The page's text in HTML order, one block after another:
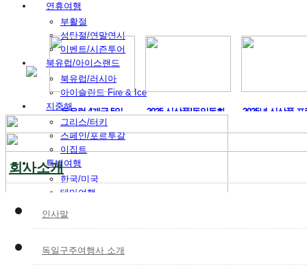
연휴여행
부활절
성탄절/연말연시
이벤트/시즌투어
북유럽/아이스랜드
북유럽/러시아
아이슬란드 Fire & Ice
지중해
그리스/터키
스페인/포르투갈
이집트
특별여행
한국/미국
테마여행
레저
비즈니스
박람회
2025 신상품!독일동화.. 2025년 신상품 프
동유럽 4개국 5일
회사소개
인사말
독일구주여행사 소개